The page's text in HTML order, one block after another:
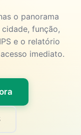
o panorama
função,
e o relatório
imediato.